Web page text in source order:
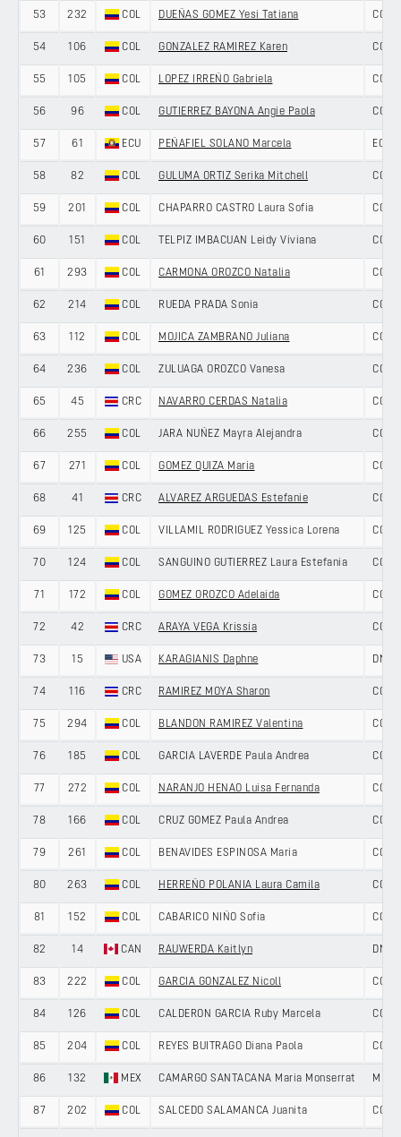
53 232 COL DUEÑAS GOMEZ Yesi Tatiana
54 106 COL GONZALEZ RAMIREZ Karen
55 105 COL LOPEZ IRREÑO Gabriela
56 96 COL GUTIERREZ BAYONA Angie Paola
57 61 ECU PEÑAFIEL SOLANO Marcela
58 82 COL GULUMA ORTIZ Serika Mitchell
59 201 COL CHAPARRO CASTRO Laura Sofia
60 151 COL TELPIZ IMBACUAN Leidy Viviana
61 293 COL CARMONA OROZCO Natalia
62 214 COL RUEDA PRADA Sonia
63 112 COL MOJICA ZAMBRANO Juliana
64 236 COL ZULUAGA OROZCO Vanesa
65 45 CRC NAVARRO CERDAS Natalia
66 255 COL JARA NUÑEZ Mayra Alejandra
67 271 COL GOMEZ QUIZA Maria
68 41 CRC ALVAREZ ARGUEDAS Estefanie
69 125 COL VILLAMIL RODRIGUEZ Yessica Lorena
70 124 COL SANGUINO GUTIERREZ Laura Estefania
71 172 COL GOMEZ OROZCO Adelaida
72 42 CRC ARAYA VEGA Krissia
73 15 USA KARAGIANIS Daphne DNA
74 116 CRC RAMIREZ MOYA Sharon
75 294 COL BLANDON RAMIREZ Valentina
76 185 COL GARCIA LAVERDE Paula Andrea
77 272 COL NARANJO HENAO Luisa Fernanda
78 166 COL CRUZ GOMEZ Paula Andrea
79 261 COL BENAVIDES ESPINOSA Maria
80 263 COL HERREÑO POLANIA Laura Camila
81 152 COL CABARICO NIÑO Sofia
82 14 CAN RAUWERDA Kaitlyn DNA
83 222 COL GARCIA GONZALEZ Nicoll
84 126 COL CALDERON GARCIA Ruby Marcela
85 204 COL REYES BUITRAGO Diana Paola
86 132 MEX CAMARGO SANTACANA Maria Monserrat
87 202 COL SALCEDO SALAMANCA Juanita